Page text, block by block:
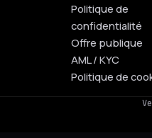
Politique de
confidentialité
Offre publique
AML / KYC
Politique de